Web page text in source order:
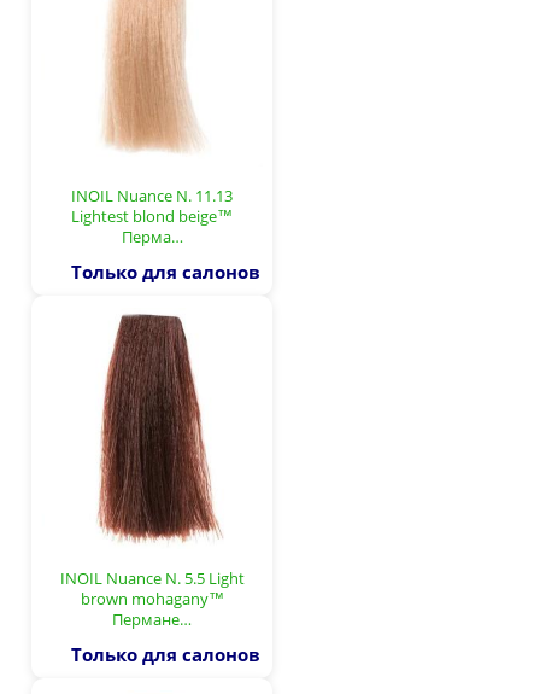
INOIL Nuance N. 11.13
Lightest blond beige™
Перма…
Только для салонов
INOIL Nuance N. 5.5 Light
brown mohagany™
Пермане…
Только для салонов